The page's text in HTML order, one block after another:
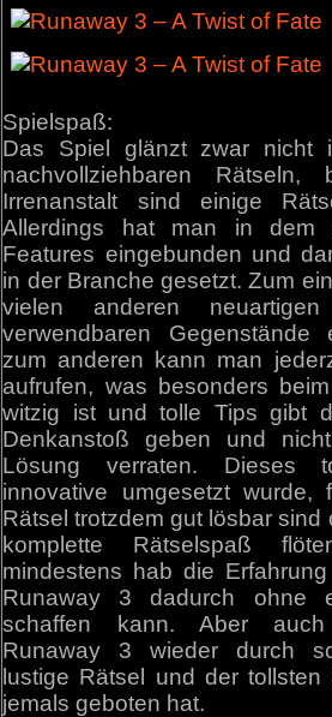
Spielspaß:
Das Spiel glänzt zwar nicht
nachvollziehbaren
Irrenanstalt sind einige
Allerdings hat man in dem
Features eingebunden und
in der Branche gesetzt. Zum
vielen anderen
verwendbaren Gegenstände
zum anderen kann man
aufrufen, was besonders
witzig ist und tolle Tips gibt
Denkanstoß geben und
Lösung verraten. Dieses
innovative umgesetzt
Rätsel trotzdem gut lösbar
komplette Rätselspaß
mindestens hab die
Runaway 3 dadurch ohne
schaffen kann. Aber
Runaway 3 wieder durch
lustige Rätsel und der
jemals geboten hat.